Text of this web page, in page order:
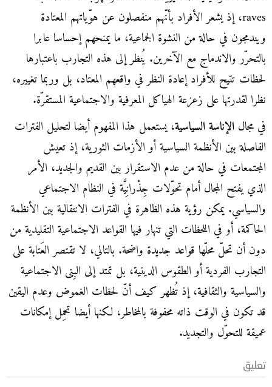
raves، إذ يشعر الأفراد بأنّهم منفصلون عن هوّياتهم المعتادة
ويندمجون في حالة من النشوة الجماعية، ما يمنحهم إحساسا عابرا
بالتحرّر والاندماج مع الآخرين. يُنظر إلى هذه التجارب باعتبارها
لحظات تتيح للأفراد إعادة النظر في واقعهم المعتاد، بل وربما تغييره،
نظرا لقدرتها على زعزعة الهياكل المعرفية والاجتماعية المستقرّة.
في مجال الإناسة السياسية، يستعمل هذا المفهوم أيضا لتحليل الفترات
الفاصلة بين الأنظمة السياسية أو الأزمات الثورية، إذ تعيش
المجتمعات في حالة من عدم الاستقرار بين القديم والجديد، الأمر
الذي يفتح المجال أمام تحوّلات جِذْرانِيَّة في النظام الاجتماعي
والسياسي. يمكن رؤية هذه الظاهرة في الفترات الانتقالية بين الأنظمة
الحاكمة، أو في اللحظات التي تنهار فيها القواعد الاجتماعية التقليدية من
دون أن تحلّ محلّها قواعد جديدة واضحة. بالتالي، لا تقتصر العَتابة على
التجارب الفردية أو الطقوس الدينية، بل تمتد إلى البِنى الاجتماعية
والسياسية والثقافية، إذ تُظهر كيف أنّ لحظات الغموض وعدم اليقين
قد تكون في الوقت ذاته محفوفة بالمخاطر، لكنها أيضا تحمِل إمكانات
عميقة للتحوّل والتجديد.
تعليق